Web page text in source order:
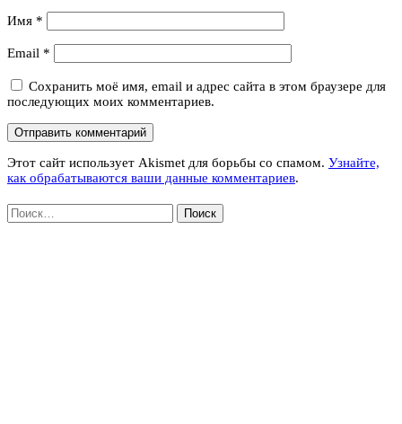
Имя *
Email *
Сохранить моё имя, email и адрес сайта в этом браузере для
последующих моих комментариев.
Этот сайт использует Akismet для борьбы со спамом. Узнайте,
как обрабатываются ваши данные комментариев.
Найти: